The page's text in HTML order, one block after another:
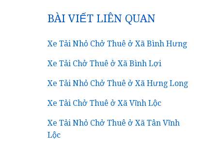
BÀI VIẾT LIÊN QUAN
Xe Tải Nhỏ Chở Thuê ở Xã Bình Hưng
Xe Tải Chở Thuê ở Xã Bình Lợi
Xe Tải Nhỏ Chở Thuê ở Xã Hưng Long
Xe Tải Chở Thuê ở Xã Vĩnh Lộc
Xe Tải Nhỏ Chở Thuê ở Xã Tân Vĩnh
Lộc